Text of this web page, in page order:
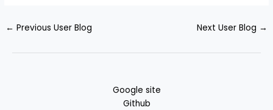
← Previous User Blog Next User Blog →
Google site
Github